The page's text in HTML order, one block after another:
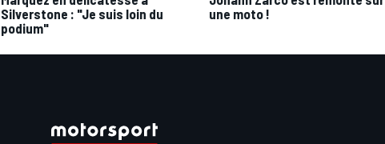
Silverstone : "Je suis loin du
podium"
une moto !